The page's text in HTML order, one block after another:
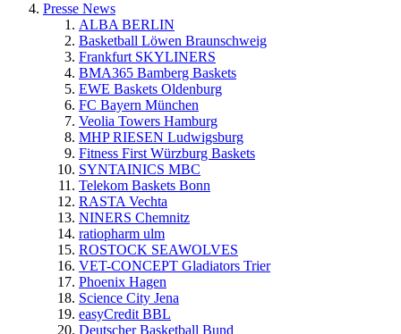
Presse News
ALBA BERLIN
Basketball Löwen Braunschweig
Frankfurt SKYLINERS
BMA365 Bamberg Baskets
EWE Baskets Oldenburg
FC Bayern München
Veolia Towers Hamburg
MHP RIESEN Ludwigsburg
Fitness First Würzburg Baskets
SYNTAINICS MBC
Telekom Baskets Bonn
RASTA Vechta
NINERS Chemnitz
ratiopharm ulm
ROSTOCK SEAWOLVES
VET-CONCEPT Gladiators Trier
Phoenix Hagen
Science City Jena
easyCredit BBL
Deutscher Basketball Bund